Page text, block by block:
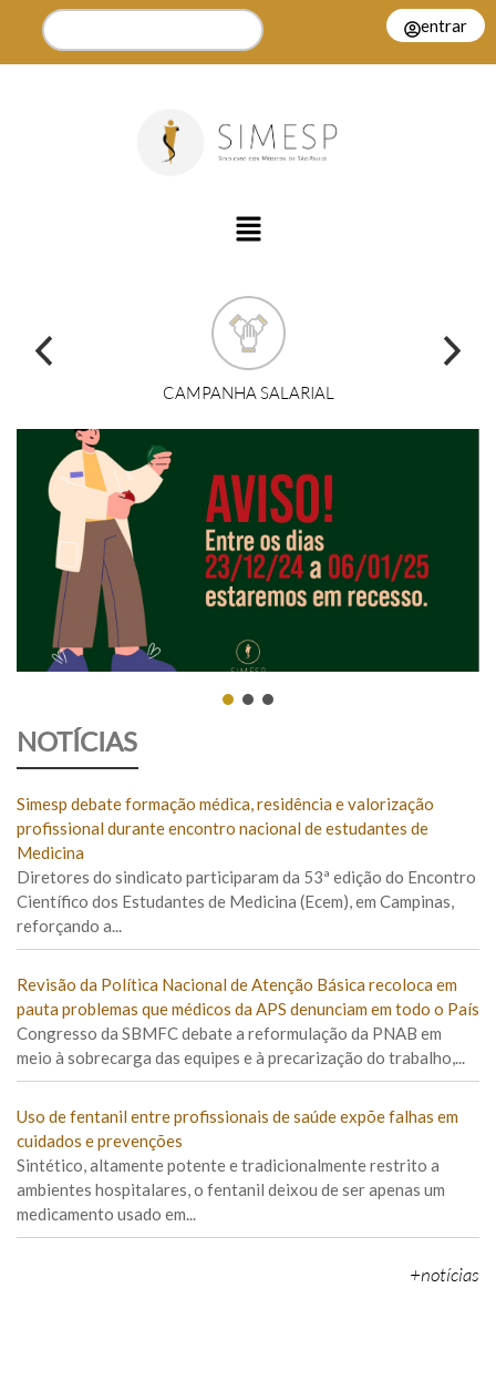
entrar
CAMPANHA SALARIAL
NOTÍCIAS
Simesp debate formação médica, residência e valorização
profissional durante encontro nacional de estudantes de
Medicina
Diretores do sindicato participaram da 53ª edição do Encontro
Científico dos Estudantes de Medicina (Ecem), em Campinas,
reforçando a...
Revisão da Política Nacional de Atenção Básica recoloca em
pauta problemas que médicos da APS denunciam em todo o País
Congresso da SBMFC debate a reformulação da PNAB em
meio à sobrecarga das equipes e à precarização do trabalho,...
Uso de fentanil entre profissionais de saúde expõe falhas em
cuidados e prevenções
Sintético, altamente potente e tradicionalmente restrito a
ambientes hospitalares, o fentanil deixou de ser apenas um
medicamento usado em...
+notícias